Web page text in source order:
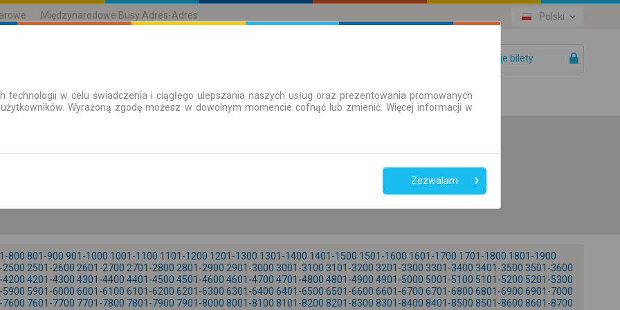
Międzynarodowe Busy Adres-Adres Polski
Twoje bilety
| Bilety Bilety okresowe
przesiadek
Tylko bilet online
800 801-900 901-1000 1001-1100 1101-1200 1201-1300 1301-1400 1401-1500 1501-1600 1601-1700 1701-1800 1801-1900
2500 2501-2600 2601-2700 2701-2800 2801-2900 2901-3000 3001-3100 3101-3200 3201-3300 3301-3400 3401-3500 3501-3600
4200 4201-4300 4301-4400 4401-4500 4501-4600 4601-4700 4701-4800 4801-4900 4901-5000 5001-5100 5101-5200 5201-5300
5900 5901-6000 6001-6100 6101-6200 6201-6300 6301-6400 6401-6500 6501-6600 6601-6700 6701-6800 6801-6900 6901-7000
7600 7601-7700 7701-7800 7801-7900 7901-8000 8001-8100 8101-8200 8201-8300 8301-8400 8401-8500 8501-8600 8601-8700
technologii w celu świadczenia i ciągłego ulepszania naszych usług oraz prezentowania promowanych
Wyrażoną zgodę możesz w dowolnym momencie cofnąć lub zmienić. Więcej informacji w
Zezwalam